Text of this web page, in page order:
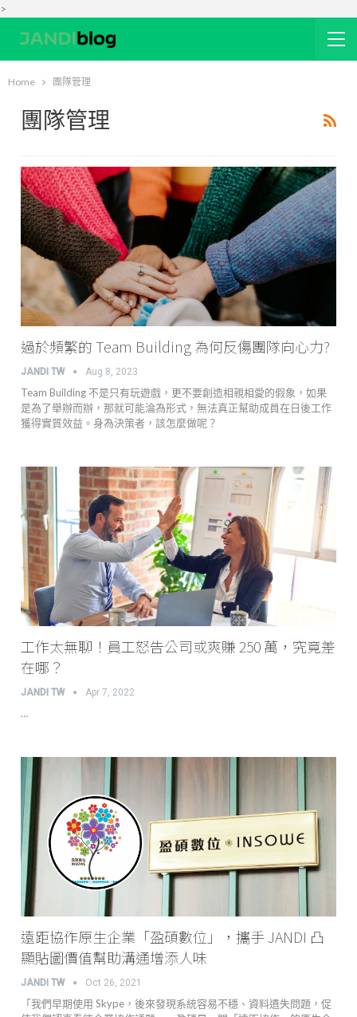
>
Home 團隊管理
團隊管理
過於頻繁的 Team Building 為何反傷團隊向心力?
JANDI TW Aug 8, 2023
Team Building 不是只有玩遊戲，更不要創造相親相愛的假象，如果
是為了舉辦而辦，那就可能淪為形式，無法真正幫助成員在日後工作
獲得實質效益。身為決策者，該怎麼做呢？
工作太無聊！員工怒告公司或爽賺 250 萬，究竟差
在哪？
JANDI TW Apr 7, 2022
…
遠距協作原生企業「盈碩數位」，攜手 JANDI 凸
顯貼圖價值幫助溝通增添人味
JANDI TW Oct 26, 2021
「我們早期使用 Skype，後來發現系統容易不穩、資料遺失問題，促